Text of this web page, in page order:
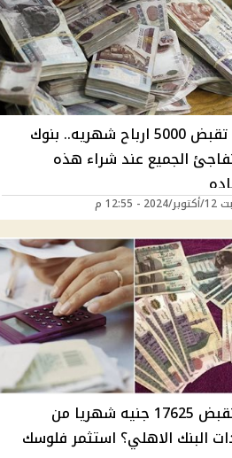
فرصة تقبض 5000 ارباح شهريه.. بنوك
الجميع عند شراء هذه
- 12:55 م
ازاي تقبض 17625 جنيه شهريا من
البنك الاهلي؟ استثمر فلوسك